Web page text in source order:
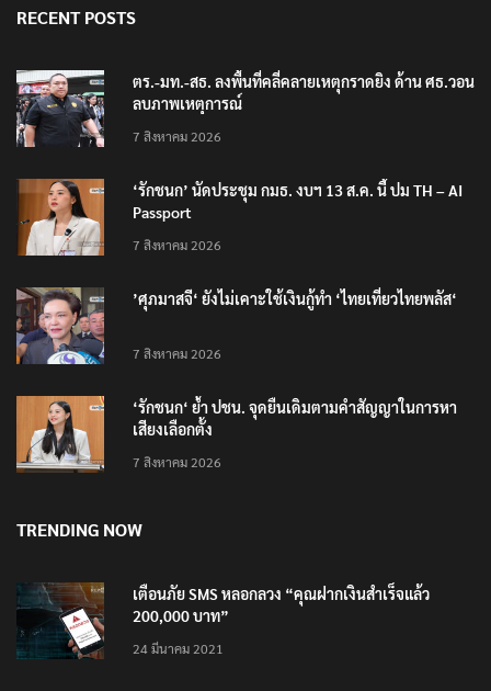
RECENT POSTS
ตร.-มท.-สธ. ลงพื้นที่คลี่คลายเหตุกราดยิง ด้าน ศธ.วอน
ลบภาพเหตุการณ์
7 สิงหาคม 2026
‘รักชนก’ นัดประชุม กมธ. งบฯ 13 ส.ค. นี้ ปม TH – AI
Passport
7 สิงหาคม 2026
’ศุภมาสจี‘ ยังไม่เคาะใช้เงินกู้ทำ ‘ไทยเที่ยวไทยพลัส‘
7 สิงหาคม 2026
‘รักชนก‘ ย้ำ ปชน. จุดยืนเดิมตามคำสัญญาในการหา
เสียงเลือกตั้ง
7 สิงหาคม 2026
TRENDING NOW
เตือนภัย SMS หลอกลวง “คุณฝากเงินสำเร็จแล้ว
200,000 บาท”
24 มีนาคม 2021